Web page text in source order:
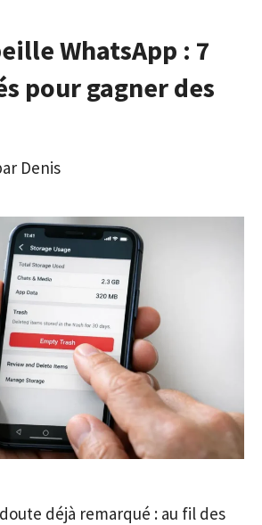
WhatsApp : 7
pour gagner des
Denis
doute déjà remarqué : au fil des